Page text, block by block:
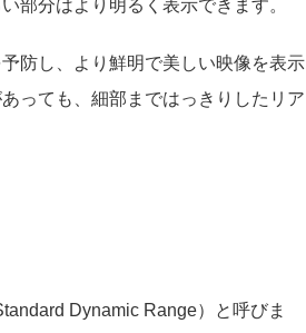
部分はより明るく表示できます。
防し、より鮮明で美しい映像を表示
っても、細部まではっきりしたリア
Dynamic Range）と呼びま